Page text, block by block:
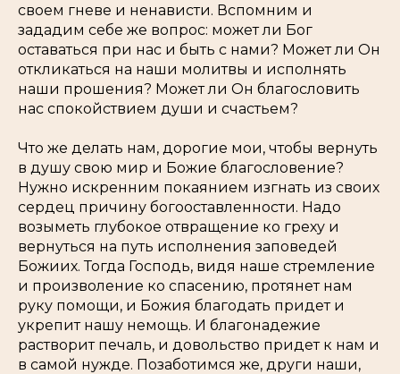
своем гневе и ненависти. Вспомним и
зададим себе же вопрос: может ли Бог
оставаться при нас и быть с нами? Может ли Он
откликаться на наши молитвы и исполнять
наши прошения? Может ли Он благословить
нас спокойствием души и счастьем?
Что же делать нам, дорогие мои, чтобы вернуть
в душу свою мир и Божие благословение?
Нужно искренним покаянием изгнать из своих
сердец причину богооставленности. Надо
возыметь глубокое отвращение ко греху и
вернуться на путь исполнения заповедей
Божиих. Тогда Господь, видя наше стремление
и произволение ко спасению, протянет нам
руку помощи, и Божия благодать придет и
укрепит нашу немощь. И благонадежие
растворит печаль, и довольство придет к нам и
в самой нужде. Позаботимся же, други наши,